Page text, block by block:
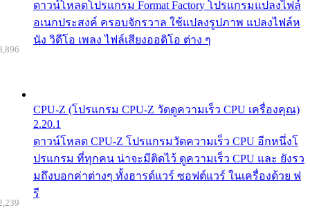
ดาวน์โหลดโปรแกรม Format Factory โปรแกรมแปลงไฟล์
อเนกประสงค์ ครอบจักรวาล ใช้แปลงรูปภาพ แปลงไฟล์ห
นัง วิดีโอ เพลง ไฟล์เสียงออดิโอ ต่าง ๆ
CPU-Z (โปรแกรม CPU-Z วัดดูความเร็ว CPU เครื่องคุณ)
2.20.1
ดาวน์โหลด CPU-Z โปรแกรมวัดความเร็ว CPU อีกหนึ่งโ
ปรแกรม ที่ทุกคน น่าจะมีติดไว้ ดูความเร็ว CPU และ ยังรว
มถึงบอกค่าต่างๆ ทั้งฮารด์แวร์ ซอฟต์แวร์ ในเครื่องด้วย ฟ
รี